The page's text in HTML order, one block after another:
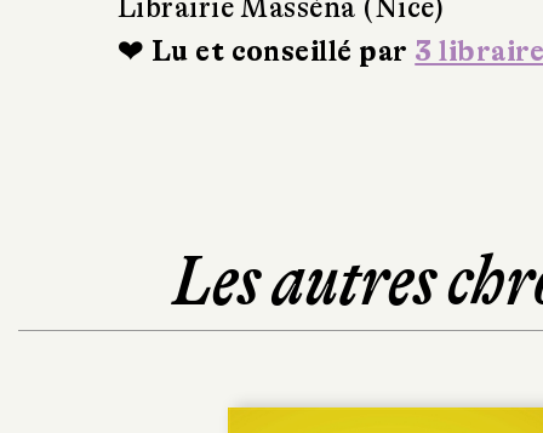
Librairie Masséna (Nice)
❤ Lu et conseillé par 3
Les autres